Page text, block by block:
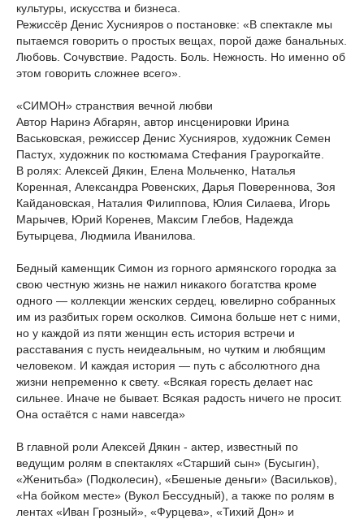
культуры, искусства и бизнеса.
Режиссёр Денис Хуснияров о постановке: «В спектакле мы
пытаемся говорить о простых вещах, порой даже банальных.
Любовь. Сочувствие. Радость. Боль. Нежность. Но именно об
этом говорить сложнее всего».
«СИМОН» странствия вечной любви
Автор Наринэ Абгарян, автор инсценировки Ирина
Васьковская, режиссер Денис Хуснияров, художник Семен
Пастух, художник по костюмама Стефания Граурогкайте.
В ролях: Алексей Дякин, Елена Мольченко, Наталья
Коренная, Александра Ровенских, Дарья Повереннова, Зоя
Кайдановская, Наталия Филиппова, Юлия Силаева, Игорь
Марычев, Юрий Коренев, Максим Глебов, Надежда
Бутырцева, Людмила Иванилова.
Бедный каменщик Симон из горного армянского городка за
свою честную жизнь не нажил никакого богатства кроме
одного — коллекции женских сердец, ювелирно собранных
им из разбитых горем осколков. Симона больше нет с ними,
но у каждой из пяти женщин есть история встречи и
расставания с пусть неидеальным, но чутким и любящим
человеком. И каждая история — путь с абсолютного дна
жизни непременно к свету. «Всякая горесть делает нас
сильнее. Иначе не бывает. Всякая радость ничего не просит.
Она остаётся с нами навсегда»
В главной роли Алексей Дякин - актер, известный по
ведущим ролям в спектаклях «Старший сын» (Бусыгин),
«Женитьба» (Подколесин), «Бешеные деньги» (Васильков),
«На бойком месте» (Вукол Бессудный), а также по ролям в
лентах «Иван Грозный», «Фурцева», «Тихий Дон» и